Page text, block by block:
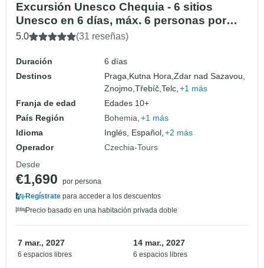
Excursión Unesco Chequia - 6 sitios
Unesco en 6 días, máx. 6 personas por
excursión
5.0 (31 reseñas)
Duración
6 días
Destinos
Praga,Kutna Hora,Zdar nad Sazavou,
Znojmo,Třebíč,Telc, +1 más
Franja de edad
Edades 10+
País Región
Bohemia +1 más
Idioma
Inglés, Español, +2 más
Operador
Czechia-Tours
Desde
€1,690
por persona
Regístrate para acceder a los descuentos
Precio basado en una habitación privada doble
7 mar., 2027
6 espacios libres
14 mar., 2027
6 espacios libres